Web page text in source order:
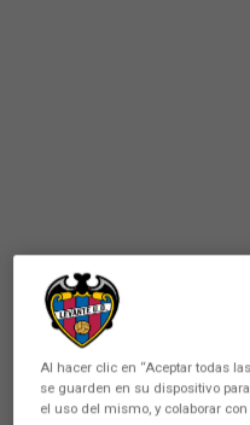
There are no reactions yet. Be the
Al hacer clic en “Aceptar todas
se guarden en su dispositivo
el uso del mismo, y colaborar